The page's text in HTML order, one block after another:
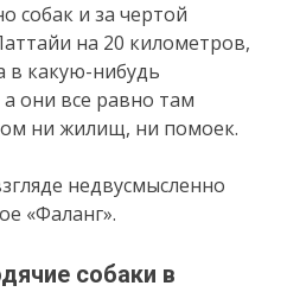
собак и за чертой
на 20 километров,
в какую-нибудь
они все равно там
ни жилищ, ни помоек.
недвусмысленно
«Фаланг».
собаки в